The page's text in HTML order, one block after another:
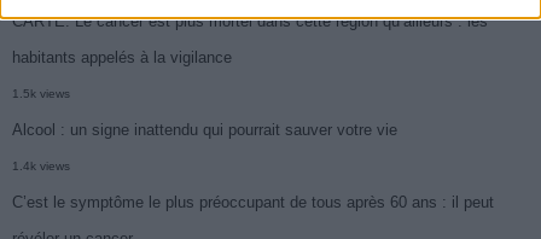
CARTE. Le cancer est plus mortel dans cette région qu’ailleurs : les
habitants appelés à la vigilance
1.5k views
Alcool : un signe inattendu qui pourrait sauver votre vie
1.4k views
C’est le symptôme le plus préoccupant de tous après 60 ans : il peut